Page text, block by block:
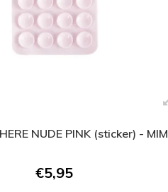
NUDE PINK (sticker) - MIM
€5,95